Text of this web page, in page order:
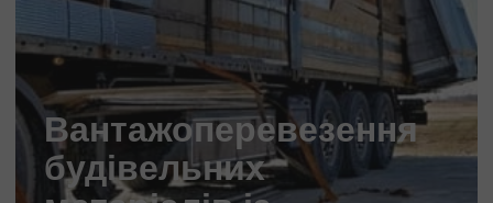
Вантажоперевезення
будівельних